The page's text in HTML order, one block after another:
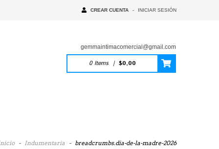
CREAR CUENTA - INICIAR SESIÓN
gemmaintimacomercial@gmail.com
0 Items | $0,00
- Indumentaria - breadcrumbs.dia-de-la-madre-2026